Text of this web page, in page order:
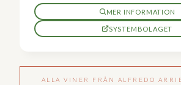
MER INFORMATION
SYSTEMBOLAGET
ALLA VINER FRÅN ALFREDO